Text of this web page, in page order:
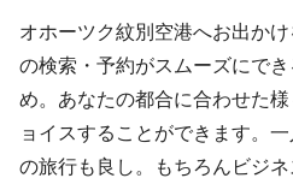
オホーツク紋別空港へお出か
の検索・予約がスムーズにで
め。あなたの都合に合わせた
ョイスすることができます。
の旅行も良し。もちろんビジ